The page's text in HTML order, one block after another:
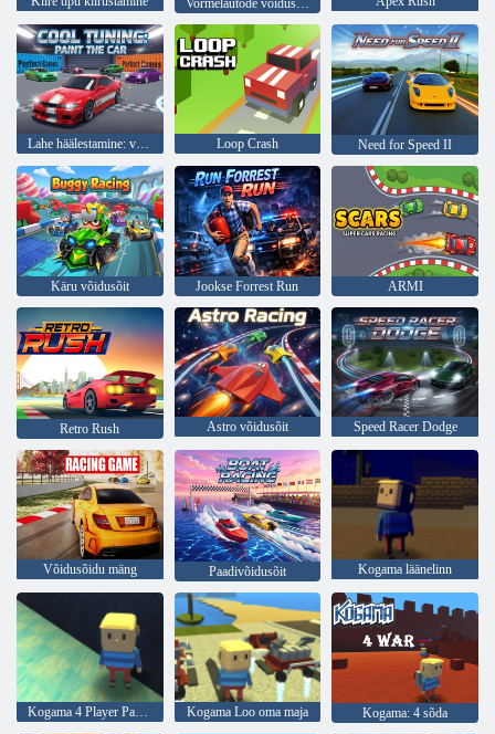
Lahe häälestamine: värvige auto Loop Crash Need for Speed II
Käru võidusõit Jookse Forrest Run ARMI
Retro Rush Astro võidusõit Speed Racer Dodge
Võidusõidu mäng Paadivõidusõit Kogama läänelinn
Kogama 4 Player Parkour Kogama Loo oma maja Kogama: 4 sõda